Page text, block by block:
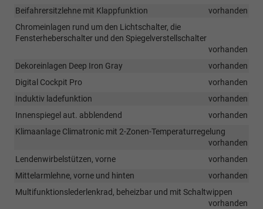
Beifahrersitzlehne mit Klappfunktion
vorhanden
Chromeinlagen rund um den Lichtschalter, die
Fensterheberschalter und den Spiegelverstellschalter
vorhanden
Dekoreinlagen Deep Iron Gray
vorhanden
Digital Cockpit Pro
vorhanden
Induktiv ladefunktion
vorhanden
Innenspiegel aut. abblendend
vorhanden
Klimaanlage Climatronic mit 2-Zonen-Temperaturregelung
vorhanden
Lendenwirbelstützen, vorne
vorhanden
Mittelarmlehne, vorne und hinten
vorhanden
Multifunktionslederlenkrad, beheizbar und mit Schaltwippen
vorhanden